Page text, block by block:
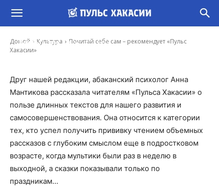
Домой Культура
Почитай себе сам – рекомендует «Пульс
Хакасии»
Почитай себе сам – рекомендует «Пульс
Хакасии»
Ирина Гусева 9 Окт, 2022 8:00
Друг нашей редакции, абаканский психолог Анна
Мантикова рассказала читателям «Пульса Хакасии» о
пользе длинных текстов для нашего развития и
самосовершенствования. Она относится к категории
тех, кто успел получить прививку чтением объемных
рассказов с глубоким смыслом еще в подростковом
возрасте, когда мультики были раз в неделю в
выходной, а сказки показывали только по
праздникам…